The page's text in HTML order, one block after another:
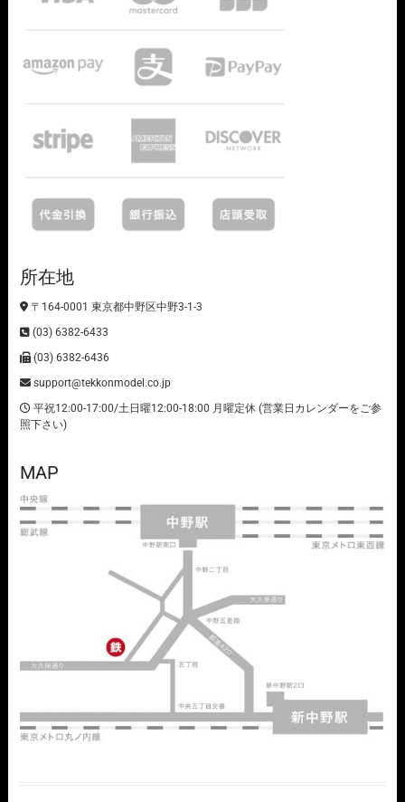
所在地
〒164-0001 東京都中野区中野3-1-3
(03) 6382-6433
(03) 6382-6436
support@tekkonmodel.co.jp
平祝12:00-17:00/土日曜12:00-18:00 月曜定休 (営業日カレンダーをご参
照下さい)
MAP